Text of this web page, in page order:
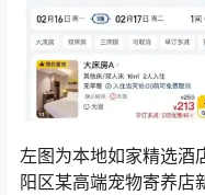
左图为本地如家精选酒
阳区某高端宠物寄养店